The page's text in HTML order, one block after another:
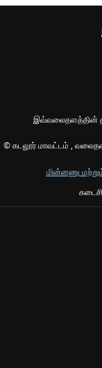
இவ்வலைதளத்தின்
© கடலூர் மாவட்டம் ,
மின்னணு